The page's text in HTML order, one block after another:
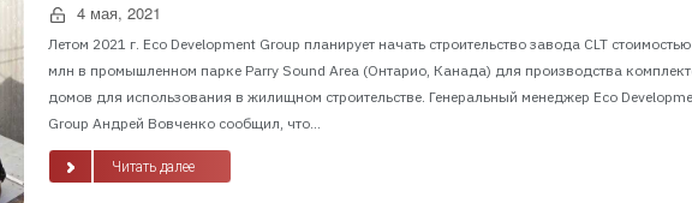
4 мая, 2021
Летом 2021 г. Eco Development Group планирует начать строительство завода CLT
млн в промышленном парке Parry Sound Area (Онтарио, Канада) для производства
домов для использования в жилищном строительстве. Генеральный менеджер Eco
Group Андрей Вовченко сообщил, что...
Читать далее